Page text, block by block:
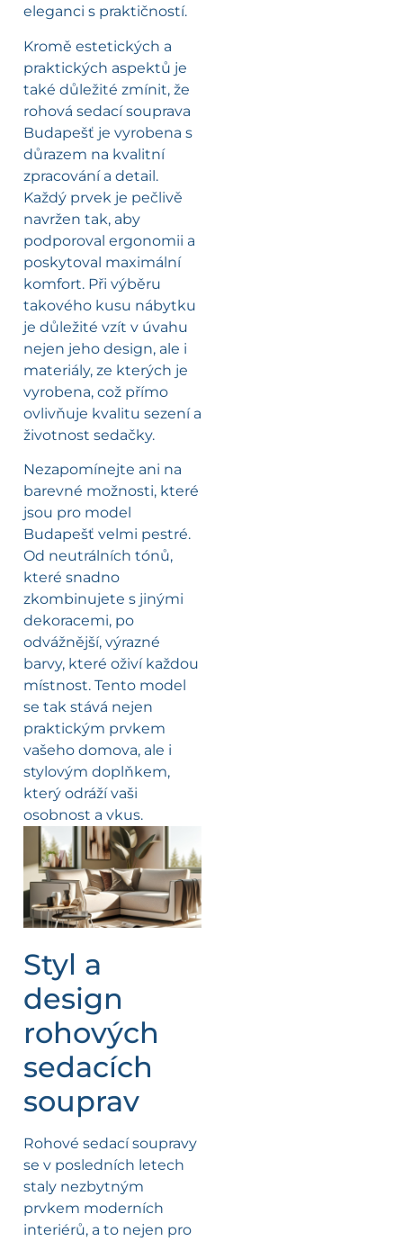
eleganci s praktičností.
Kromě estetických a
praktických aspektů je
také důležité zmínit, že
rohová sedací souprava
Budapešť je vyrobena s
důrazem na kvalitní
zpracování a detail.
Každý prvek je pečlivě
navržen tak, aby
podporoval ergonomii a
poskytoval maximální
komfort. Při výběru
takového kusu nábytku
je důležité vzít v úvahu
nejen jeho design, ale i
materiály, ze kterých je
vyrobena, což přímo
ovlivňuje kvalitu sezení a
životnost sedačky.
Nezapomínejte ani na
barevné možnosti, které
jsou pro model
Budapešť velmi pestré.
Od neutrálních tónů,
které snadno
zkombinujete s jinými
dekoracemi, po
odvážnější, výrazné
barvy, které oživí každou
místnost. Tento model
se tak stává nejen
praktickým prvkem
vašeho domova, ale i
stylovým doplňkem,
který odráží vaši
osobnost a vkus.
Styl a
design
rohových
sedacích
souprav
Rohové sedací soupravy
se v posledních letech
staly nezbytným
prvkem moderních
interiérů, a to nejen pro